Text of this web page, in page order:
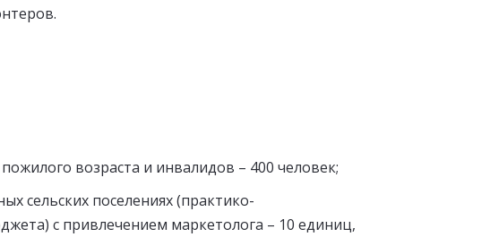
возраста и инвалидов – 400 человек;
сельских поселениях (практико-
с привлечением маркетолога – 10 единиц,